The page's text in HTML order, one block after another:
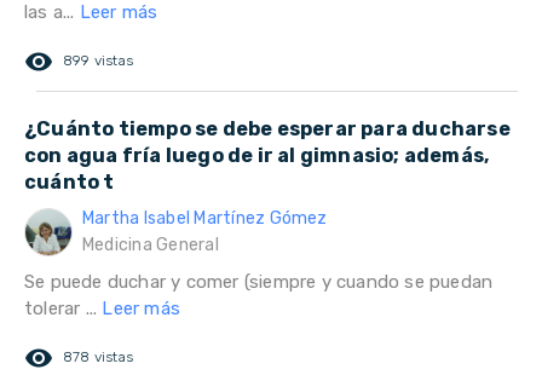
las a... Leer más
remove_red_eye 899 vistas
¿Cuánto tiempo se debe esperar para ducharse
con agua fría luego de ir al gimnasio; además,
cuánto t
Martha Isabel Martínez Gómez
Medicina General
Se puede duchar y comer (siempre y cuando se puedan
tolerar ... Leer más
remove_red_eye 878 vistas